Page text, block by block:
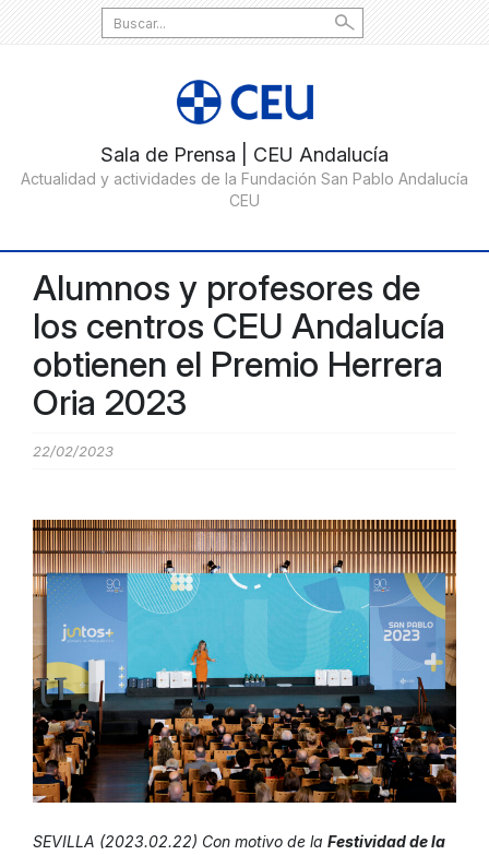
Search
for:
Alumnos y profesores de
los centros CEU Andalucía
obtienen el Premio Herrera
Oria 2023
22/02/2023
SEVILLA (2023.02.22) Con motivo de la Festividad de la